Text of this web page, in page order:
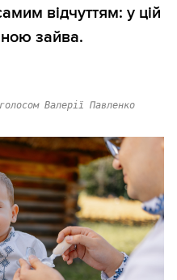
відчуттям: у цій
зайва.
Валерії Павленко